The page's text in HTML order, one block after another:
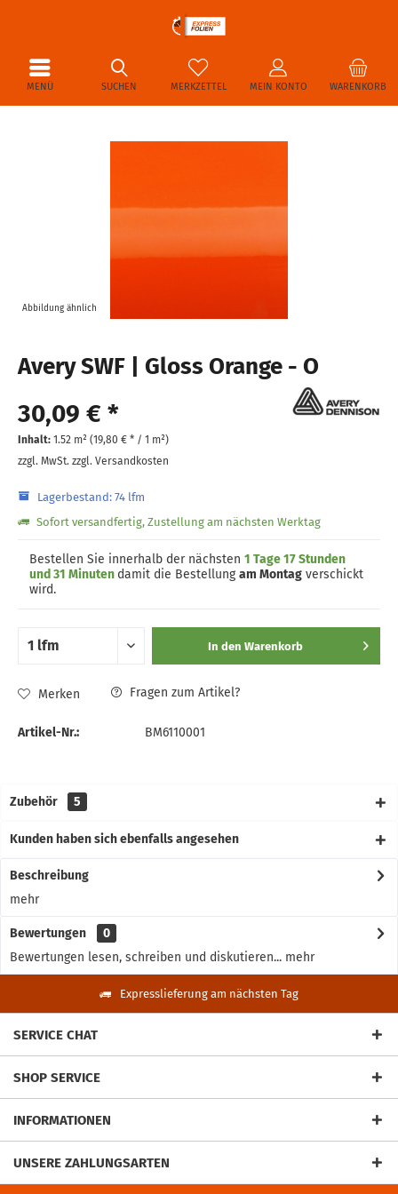
MENÜ WARENKORB
MERKZETTEL MEIN KONTO
SUCHEN
Abbildung ähnlich
Avery SWF | Gloss Orange - O
30,09 € *
Inhalt: 1.52 m² (19,80 € * / 1 m²)
zzgl. MwSt. zzgl. Versandkosten
Lagerbestand: 74 lfm
Sofort versandfertig, Zustellung am nächsten Werktag
Bestellen Sie innerhalb der nächsten 1 Tage 17 Stunden
und 31 Minuten damit die Bestellungam Montag verschickt
wird.
In den Warenkorb
Merken Fragen zum Artikel?
Artikel-Nr.: BM6110001
Zubehör 5
Kunden haben sich ebenfalls angesehen
Beschreibung
mehr
Bewertungen
0
Bewertungen lesen, schreiben und diskutieren... mehr
Expresslieferung am nächsten Tag
SERVICE CHAT
SHOP SERVICE
INFORMATIONEN
UNSERE ZAHLUNGSARTEN